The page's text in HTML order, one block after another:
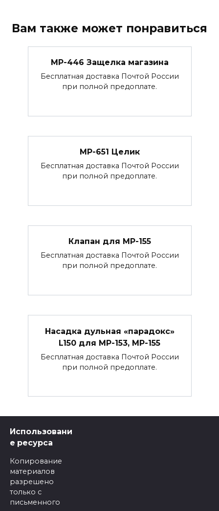
Вам также может понравиться
МР-446 Защелка магазина
Бесплатная доставка Почтой России
при полной предоплате.
МР-651 Целик
Бесплатная доставка Почтой России
при полной предоплате.
Клапан для МР-155
Бесплатная доставка Почтой России
при полной предоплате.
Насадка дульная «парадокс»
L150 для МР-153, МР-155
Бесплатная доставка Почтой России
при полной предоплате.
Использовани
е ресурса
Копирование
материалов
разрешено
только с
письменного